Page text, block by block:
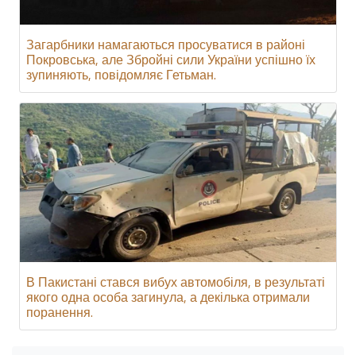
Загарбники намагаються просуватися в районі
Покровська, але Збройні сили України успішно їх
зупиняють, повідомляє Гетьман.
В Пакистані стався вибух автомобіля, в результаті
якого одна особа загинула, а декілька отримали
поранення.